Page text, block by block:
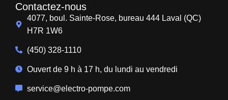
Contactez-nous
4077, boul. Sainte-Rose, bureau 444 Laval (QC)
H7R 1W6
(450) 328-1110
Ouvert de 9 h à 17 h, du lundi au vendredi
service@electro-pompe.com